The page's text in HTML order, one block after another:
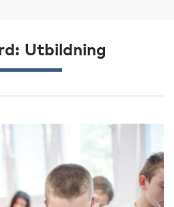
Utbildning